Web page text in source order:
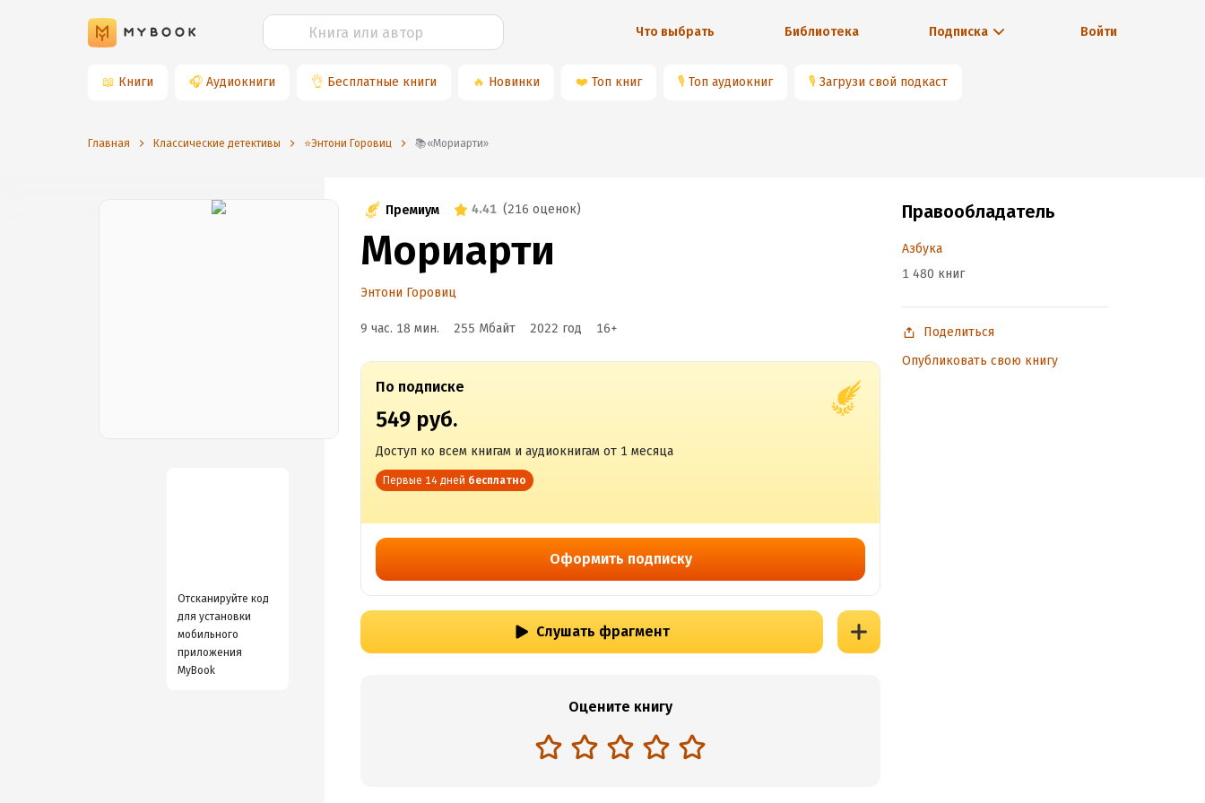
Что выбрать Библиотека Подписка Войти
📖 Книги 🎧 Аудиокниги 👌 Бесплатные книги 🔥 Новинки ❤️ Топ книг 🎙 Топ аудиокниг 🎙 Загрузи свой подкаст
Главная Классические детективы ⭐️Энтони Горовиц 📚«Мориарти»
Отсканируйте код
для установки
мобильного
приложения
MyBook
Премиум 4.41 (216 оценок)
Мориарти
Энтони Горовиц
9 час. 18 мин. 255 Мбайт 2022 год 16+
По подписке
549 руб.
Доступ ко всем книгам и аудиокнигам от 1 месяца
Первые 14 дней бесплатно
Оформить подписку
Слушать фрагмент
Оцените книгу
Правообладатель
Азбука
1 480 книг
Поделиться
Опубликовать свою книгу